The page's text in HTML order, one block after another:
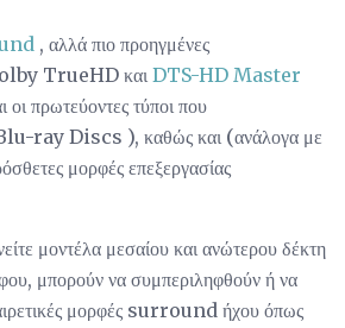
, αλλά πιο προηγμένες
TrueHD και DTS-HD Master
οι πρωτεύοντες τύποι που
Blu-ray Discs ), καθώς και (ανάλογα με
μορφές επεξεργασίας
μοντέλα μεσαίου και ανώτερου δέκτη
μπορούν να συμπεριληφθούν ή να
μορφές surround ήχου όπως